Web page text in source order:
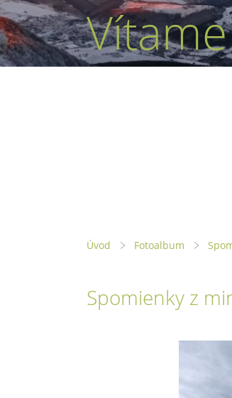
Úvod Fotoalbum
Spomienky z